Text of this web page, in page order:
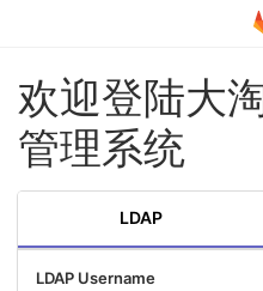
欢迎登陆大
管理系统
LDAP
LDAP Username